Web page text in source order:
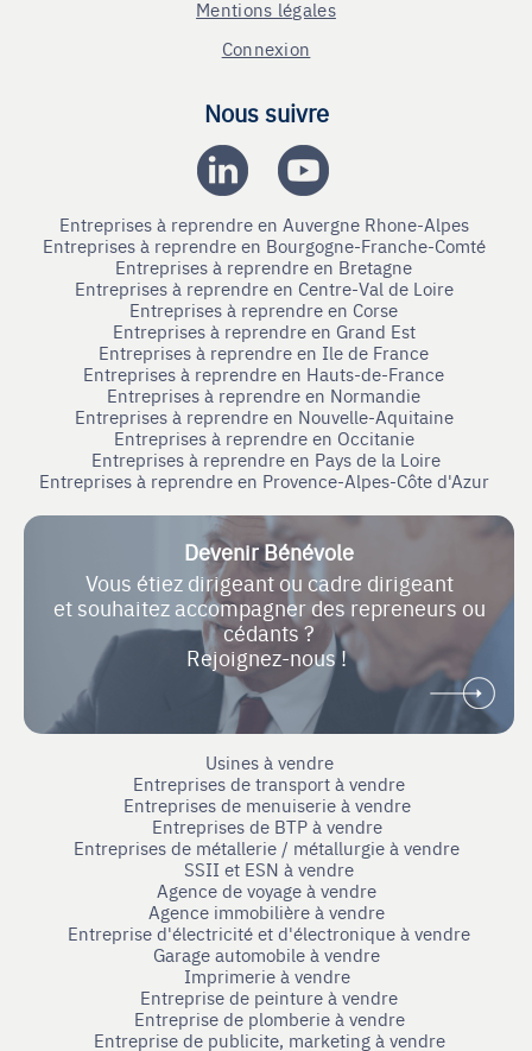
Mentions légales
Connexion
Nous suivre
Entreprises à reprendre en Auvergne Rhone-Alpes
Entreprises à reprendre en Bourgogne-Franche-Comté
Entreprises à reprendre en Bretagne
Entreprises à reprendre en Centre-Val de Loire
Entreprises à reprendre en Corse
Entreprises à reprendre en Grand Est
Entreprises à reprendre en Ile de France
Entreprises à reprendre en Hauts-de-France
Entreprises à reprendre en Normandie
Entreprises à reprendre en Nouvelle-Aquitaine
Entreprises à reprendre en Occitanie
Entreprises à reprendre en Pays de la Loire
Entreprises à reprendre en Provence-Alpes-Côte d'Azur
Devenir Bénévole
Vous étiez dirigeant ou cadre dirigeant
et souhaitez accompagner des repreneurs ou
cédants ?
Rejoignez-nous !
Usines à vendre
Entreprises de transport à vendre
Entreprises de menuiserie à vendre
Entreprises de BTP à vendre
Entreprises de métallerie / métallurgie à vendre
SSII et ESN à vendre
Agence de voyage à vendre
Agence immobilière à vendre
Entreprise d'électricité et d'électronique à vendre
Garage automobile à vendre
Imprimerie à vendre
Entreprise de peinture à vendre
Entreprise de plomberie à vendre
Entreprise de publicite, marketing à vendre